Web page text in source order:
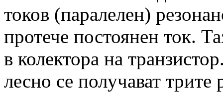
токов (паралелен)
протече постоянен ток.
в колектора на
лесно се получават